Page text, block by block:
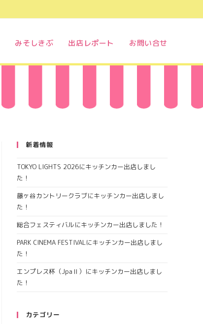
みそしきぶ 出店レポート お問い合せ
新着情報
TOKYO LIGHTS 2026にキッチンカー出店しまし
た！
藤ヶ谷カントリークラブにキッチンカー出店しまし
た！
総合フェスティバルにキッチンカー出店しました！
PARK CINEMA FESTIVALにキッチンカー出店しまし
た！
エンプレス杯（JpaⅡ）にキッチンカー出店しまし
た！
カテゴリー